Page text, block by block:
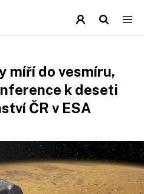
míří do vesmíru,
k deseti
ČR v ESA